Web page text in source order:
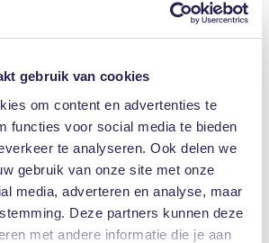
gebruik van cookies
om content en advertenties te
functies voor social media te bieden
te analyseren. Ook delen we
gebruik van onze site met onze
media, adverteren en analyse, maar
Deze partners kunnen deze
met andere informatie die je aan